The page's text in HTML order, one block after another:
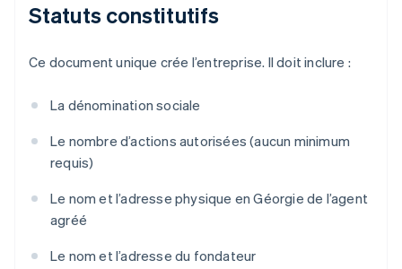
Statuts constitutifs
Ce document unique crée l’entreprise. Il doit inclure :
La dénomination sociale
Le nombre d’actions autorisées (aucun minimum
requis)
Le nom et l’adresse physique en Géorgie de l’agent
agréé
Le nom et l’adresse du fondateur